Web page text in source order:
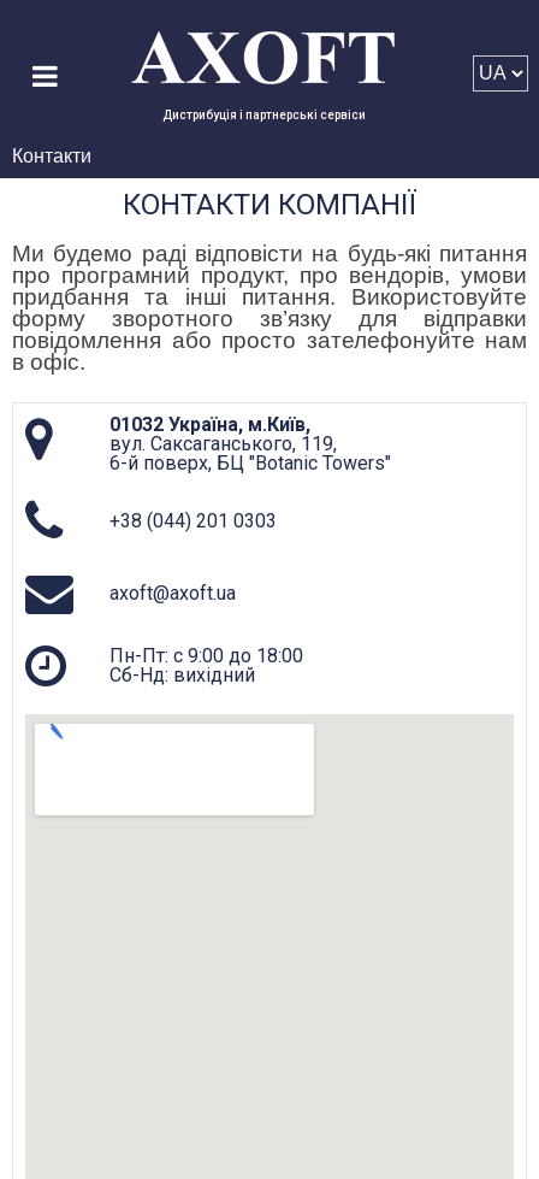
Дистрибуція і партнерські сервіси
Контакти
КОНТАКТИ КОМПАНІЇ
Ми будемо раді відповісти на будь-які питання
про програмний продукт, про вендорів, умови
придбання та інші питання. Використовуйте
форму зворотного зв’язку для відправки
повідомлення або просто зателефонуйте нам
в офіс.
01032 Україна, м.Київ,
вул. Саксаганського, 119,
6-й поверх, БЦ "Botanic Towers"
+38 (044) 201 0303
axoft@axoft.ua
Пн-Пт: с 9:00 до 18:00
Сб-Нд: вихідний